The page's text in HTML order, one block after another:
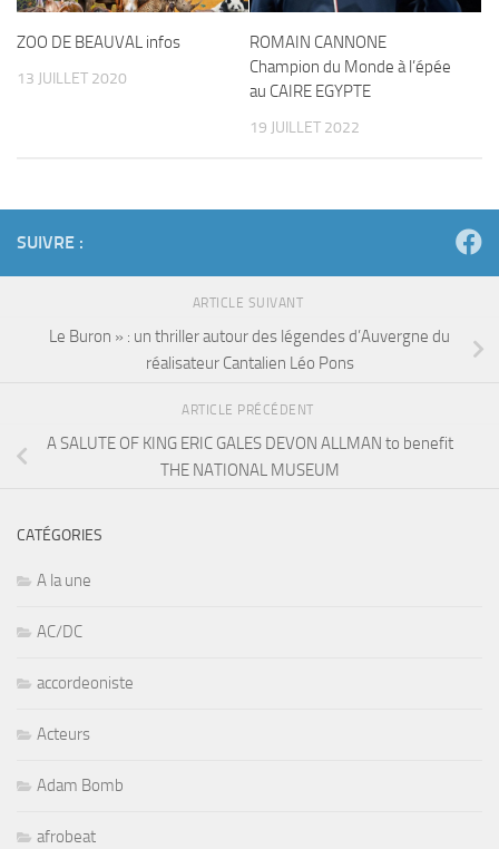
ZOO DE BEAUVAL infos
13 JUILLET 2020
ROMAIN CANNONE
Champion du Monde à l’épée
au CAIRE EGYPTE
19 JUILLET 2022
SUIVRE :
ARTICLE SUIVANT
Le Buron » : un thriller autour des légendes d’Auvergne du
réalisateur Cantalien Léo Pons
ARTICLE PRÉCÉDENT
A SALUTE OF KING ERIC GALES DEVON ALLMAN to benefit
THE NATIONAL MUSEUM
CATÉGORIES
A la une
AC/DC
accordeoniste
Acteurs
Adam Bomb
afrobeat